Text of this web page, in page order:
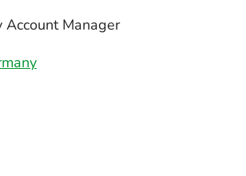
Account Manager